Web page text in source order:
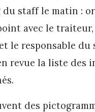
staff le matin :
avec le
le responsable du
revue la liste des
des